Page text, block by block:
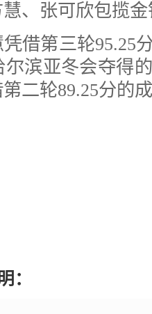
、张可欣包揽
第三轮95.25
滨亚冬会夺得
二轮89.25分的
：